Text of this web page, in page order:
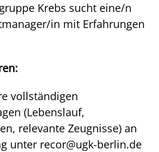
Krebs sucht eine/n
in mit Erfahrungen
vollständigen
(Lebenslauf,
relevante Zeugnisse) an
unter recor@ugk-berlin.de